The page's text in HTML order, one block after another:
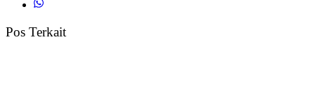
Pos Terkait